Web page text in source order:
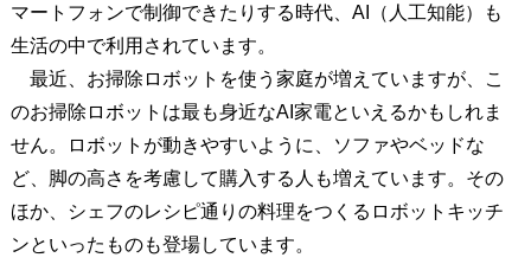
マートフォンで制御できたりする時代、AI（人工知能）も
生活の中で利用されています。
最近、お掃除ロボットを使う家庭が増えていますが、こ
のお掃除ロボットは最も身近なAI家電といえるかもしれま
せん。ロボットが動きやすいように、ソファやベッドな
ど、脚の高さを考慮して購入する人も増えています。その
ほか、シェフのレシピ通りの料理をつくるロボットキッチ
ンといったものも登場しています。